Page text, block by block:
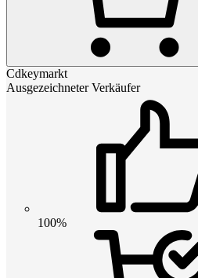
Cdkeymarkt
Ausgezeichneter Verkäufer
100%